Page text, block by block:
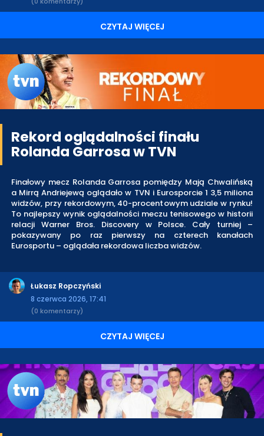
CZYTAJ WIĘCEJ
Rekord oglądalności finału
Rolanda Garrosa w TVN
Finałowy mecz Rolanda Garrosa pomiędzy Mają Chwalińską
a Mirrą Andriejewą oglądało w TVN i Eurosporcie 1 3,5 miliona
widzów, przy rekordowym, 40-procentowym udziale w rynku!
To najlepszy wynik oglądalności meczu tenisowego w historii
relacji Warner Bros. Discovery w Polsce. Cały turniej –
pokazywany po raz pierwszy na czterech kanałach
Eurosportu – oglądała rekordowa liczba widzów.
Łukasz Ropczyński
8 czerwca 2026, 17:41
(0 komentarzy)
CZYTAJ WIĘCEJ